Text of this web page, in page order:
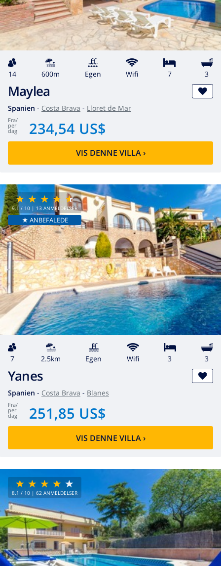
14 600m egen wifi 7 3
Maylea
Spanien - Costa Brava - Lloret de Mar
fra/
per
dag 234,54 US$
VIS DENNE VILLA›
9.1 / 10 | 13 ANMELDELSER
★ ANBEFALEDE
7 2.5km egen wifi 3 3
Yanes
Spanien - Costa Brava - Blanes
fra/
per
dag 251,85 US$
VIS DENNE VILLA›
8.1 / 10 | 62 ANMELDELSER